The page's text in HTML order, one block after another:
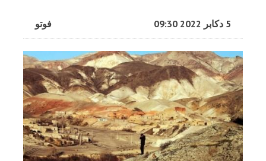
فوتو 5 دکابر 2022 09:30